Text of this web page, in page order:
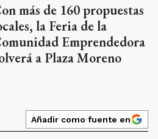
más de 160 propuestas
la Feria de la
Emprendedora
a Plaza Moreno
Añadir como fuente en